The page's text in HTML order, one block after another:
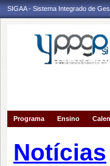
SIGAA - Sistema Integrado de
Programa Ensino
Notícias